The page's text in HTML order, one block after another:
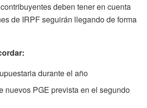
deben tener en cuenta
de IRPF seguirán llegando de forma
durante el año
nuevos PGE prevista en el segundo